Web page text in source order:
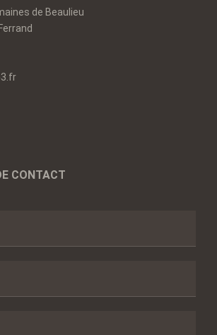
de Beaulieu
CONTACT